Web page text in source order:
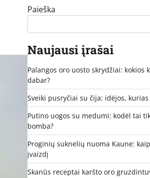
Paieška
Naujausi įrašai
Palangos oro uosto skrydžiai: kokios
dabar?
Sveiki pusryčiai su čija: idėjos,
Putino uogos su medumi: kodėl tai
bomba?
Proginių suknelių nuoma Kaune:
įvaizdį
Skanūs receptai karšto oro